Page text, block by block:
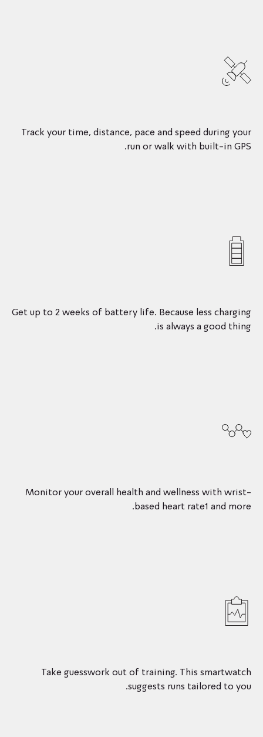
Track your time, distance, pace and speed during your
run or walk with built-in GPS.
Get up to 2 weeks of battery life. Because less charging
is always a good thing.
Monitor your overall health and wellness with wrist-
based heart rate1 and more.
Take guesswork out of training. This smartwatch
suggests runs tailored to you.